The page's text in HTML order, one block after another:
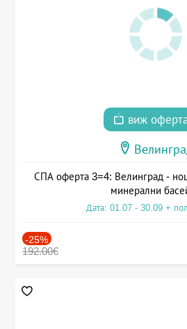
виж
СПА оферта 3=4: Велинград -
минерални
Дата: 01.07 - 30.09 +
-25%
192.00€